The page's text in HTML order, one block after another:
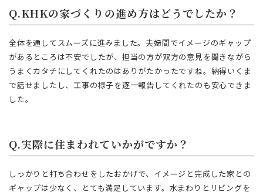
Q.KHKの家づくりの進め方はどうでしたか？
全体を通してスムーズに進みました。夫婦間でイメージのギャップ
があるところは不安でしたが、担当の方が双方の意見を聞きながら
うまくカタチにしてくれたのはありがたかったですね。納得いくま
で話せましたし、工事の様子を逐一報告してくれたのも安心できま
した。
Q.実際に住まわれていかがですか？
しっかりと打ち合わせをしたおかげで、イメージと完成した家との
ギャップは少なく、とても満足しています。水まわりとリビングを